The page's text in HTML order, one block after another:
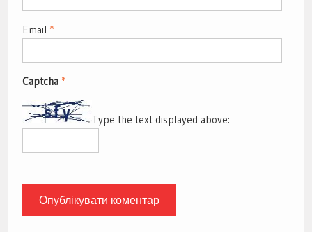
Email *
Captcha *
Type the text displayed above: